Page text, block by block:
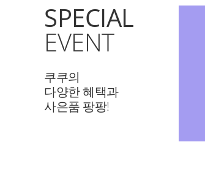
SPECIAL
EVENT
쿠쿠의
다양한 혜택과
사은품 팡팡!